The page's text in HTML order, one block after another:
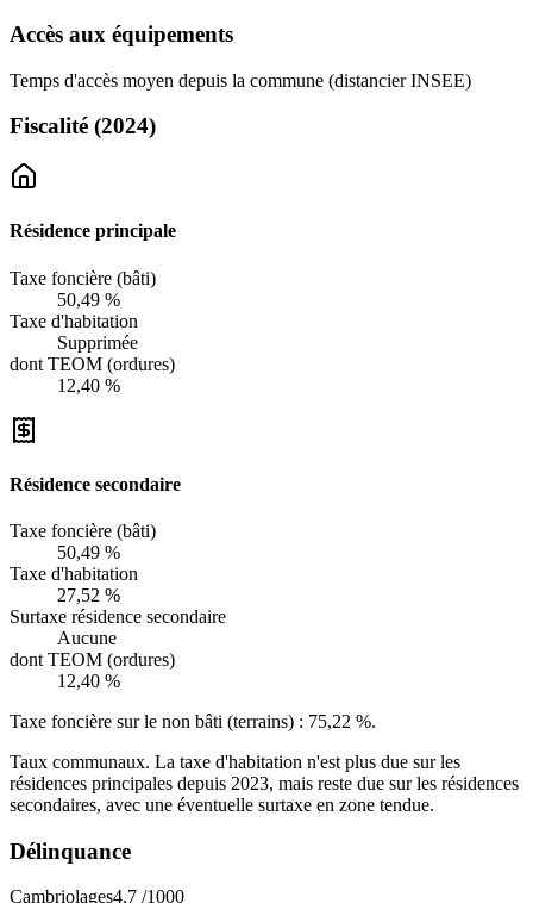
Accès aux équipements
Temps d'accès moyen depuis la commune (distancier INSEE)
Fiscalité (2024)
Résidence principale
Taxe foncière (bâti)
50,49 %
Taxe d'habitation
Supprimée
dont TEOM (ordures)
12,40 %
Résidence secondaire
Taxe foncière (bâti)
50,49 %
Taxe d'habitation
27,52 %
Surtaxe résidence secondaire
Aucune
dont TEOM (ordures)
12,40 %
Taxe foncière sur le non bâti (terrains) : 75,22 %.
Taux communaux. La taxe d'habitation n'est plus due sur les
résidences principales depuis 2023, mais reste due sur les résidences
secondaires, avec une éventuelle surtaxe en zone tendue.
Délinquance
Cambriolages4,7 /1000